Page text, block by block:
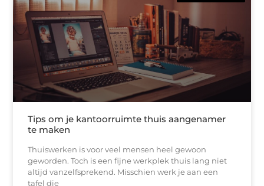
Tips om je kantoorruimte thuis aangenamer
te maken
Thuiswerken is voor veel mensen heel gewoon
geworden. Toch is een fijne werkplek thuis lang niet
altijd vanzelfsprekend. Misschien werk je aan een
tafel die